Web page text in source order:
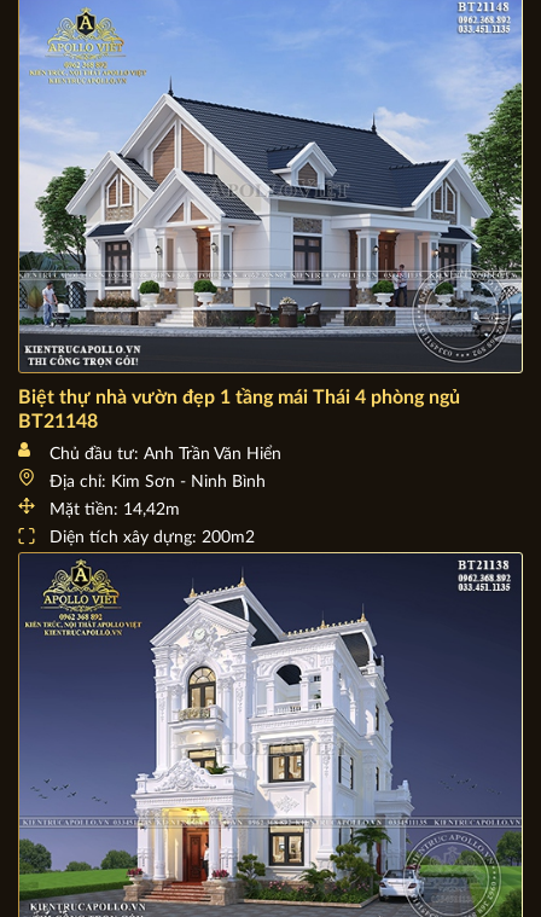
Biệt thự nhà vườn đẹp 1 tầng mái Thái 4 phòng ngủ
BT21148
Chủ đầu tư: Anh Trần Văn Hiển
Địa chỉ: Kim Sơn - Ninh Bình
Mặt tiền: 14,42m
Diện tích xây dựng: 200m2